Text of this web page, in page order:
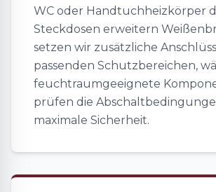
WC oder Handtuchheizkörper
Steckdosen erweitern
setzen wir zusätzliche
passenden Schutzbereichen,
feuchtraumgeeignete
prüfen die
maximale Sicherheit.